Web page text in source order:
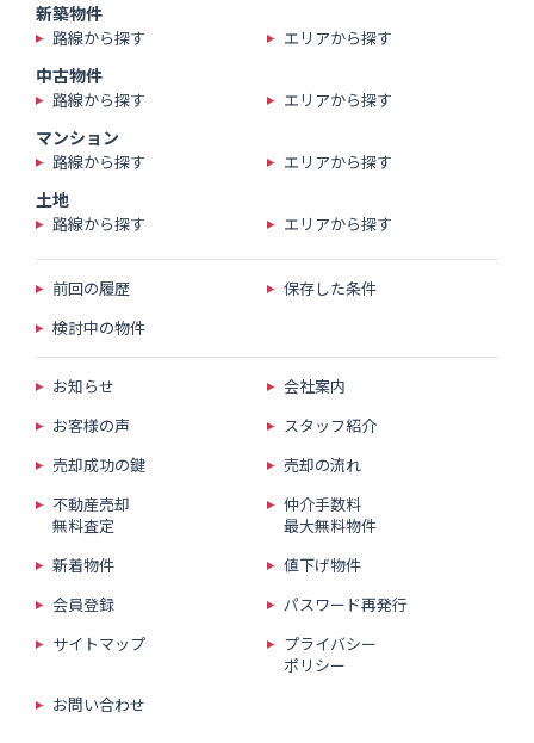
新築物件
路線から探す エリアから探す
中古物件
路線から探す エリアから探す
マンション
路線から探す エリアから探す
土地
路線から探す エリアから探す
前回の履歴
保存した条件
検討中の物件
お知らせ
会社案内
お客様の声
スタッフ紹介
売却成功の鍵
売却の流れ
不動産売却
無料査定
仲介手数料
最大無料物件
新着物件
値下げ物件
会員登録
パスワード再発行
サイトマップ
プライバシー
ポリシー
お問い合わせ